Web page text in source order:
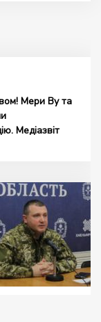
Мери Ву та
Медіазвіт